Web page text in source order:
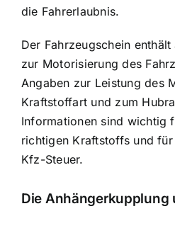
die Fahrerlaubnis.
Der Fahrzeugschein
zur Motorisierung des
Angaben zur Leistung des
Kraftstoffart und zum
Informationen sind wichtig
richtigen Kraftstoffs und
Kfz-Steuer.
Die Anhängerkupplung